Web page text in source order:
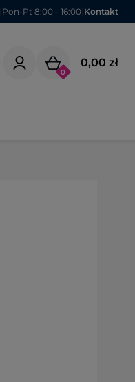
Pon-Pt 8:00 - 16:00 Kontakt
0
0,00 zł